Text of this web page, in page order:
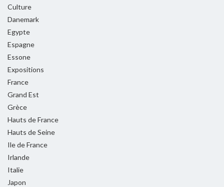
Culture
Danemark
Egypte
Espagne
Essone
Expositions
France
Grand Est
Grèce
Hauts de France
Hauts de Seine
Ile de France
Irlande
Italie
Japon